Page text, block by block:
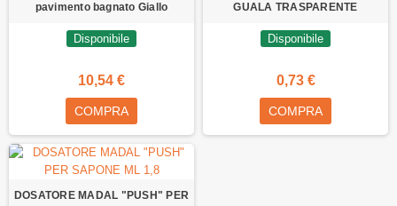
pavimento bagnato Giallo
Disponibile
10,54 €
COMPRA
GUALA TRASPARENTE
Disponibile
0,73 €
COMPRA
DOSATORE MADAL "PUSH" PER